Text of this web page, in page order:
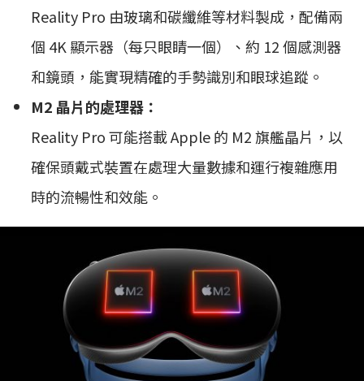
Reality Pro 由玻璃和碳纖維等材料製成，配備兩
個 4K 顯示器（每只眼睛一個）、約 12 個感測器
和鏡頭，能實現精確的手勢識別和眼球追蹤。
M2 晶片的處理器：
Reality Pro 可能搭載 Apple 的 M2 旗艦晶片，以
確保頭戴式裝置在處理大量數據和運行複雜應用
時的流暢性和效能。